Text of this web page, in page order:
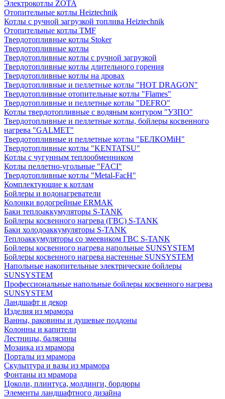
Электрокотлы ZOTA
Отопительные котлы Heiztechnik
Котлы с ручной загрузкой топлива Heiztechnik
Отопительные котлы TMF
Твердотопливные котлы Stoker
Твердотопливные котлы
Твердотопливные котлы с ручной загрузкой
Твердотопливные котлы длительного горения
Твердотопливные котлы на дровах
Твердотопливные и пеллетные котлы "HOT DRAGON"
Твердотопливные отопительные котлы "Flames"
Твердотопливные и пеллетные котлы "DEFRO"
Котлы твердотопливные с водяным контуром "УЗПО"
Твердотопливные и пеллетные котлы, бойлеры косвенного
нагрева "GALMET"
Твердотопливные и пеллетные котлы "БЕЛКОМiН"
Твердотопливные котлы "KENTATSU"
Котлы с чугунным теплообменником
Котлы пеллетно-угольные "FACI"
Твердотопливные котлы "Metal-FacH"
Комплектующие к котлам
Бойлеры и водонагреватели
Колонки водогрейные ERMAK
Баки теплоаккумуляторы S-TANK
Бойлеры косвенного нагрева (ГВС) S-TANK
Баки холодоаккумуляторы S-TANK
Теплоаккумуляторы со змеевиком ГВС S-TANK
Бойлеры косвенного нагрева напольные SUNSYSTEM
Бойлеры косвенного нагрева настенные SUNSYSTEM
Напольные накопительные электрические бойлеры
SUNSYSTEM
Профессиональные напольные бойлеры косвенного нагрева
SUNSYSTEM
Ландшафт и декор
Изделия из мрамора
Ванны, раковины и душевые поддоны
Колонны и капители
Лестницы, балясины
Мозаика из мрамора
Порталы из мрамора
Скульптура и вазы из мрамора
Фонтаны из мрамора
Цоколи, плинтуса, молдинги, бордюры
Элементы ландшафтного дизайна